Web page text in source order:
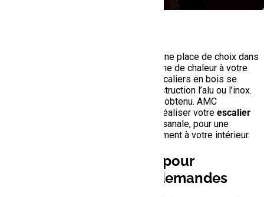
ont toujours eu une place de choix dans
les maisons. Le bois apporte une touche de chaleur à votre
intérieur. Cependant, aujourd’hui, les escaliers en bois se
modernisent en incluant dans leur construction l’alu ou l’inox.
Ainsi, un rendu contemporain peut être obtenu. AMC
Menuisier ébéniste vous propose de réaliser votre escalier
, de façon artisanale, pour une
création unique qui s’adaptera parfaitement à votre intérieur.
Un escalier sur mesure pour
répondre à toutes vos demandes